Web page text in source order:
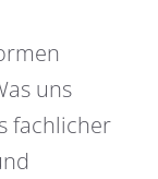
uns
fachlicher